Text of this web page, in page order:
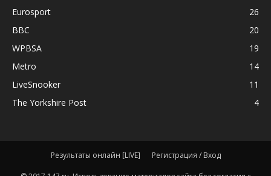
Eurosport
26
BBC
20
WPBSA
19
Metro
14
LiveSnooker
11
The Yorkshire Post
4
Результаты онлайн [LIVE] Регистрация / Вход